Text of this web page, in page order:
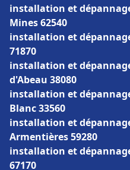
installation et
Mines 62540
installation et
71870
installation et
d'Abeau 38080
installation et
Blanc 33560
installation et
Armentières 59280
installation et
67170